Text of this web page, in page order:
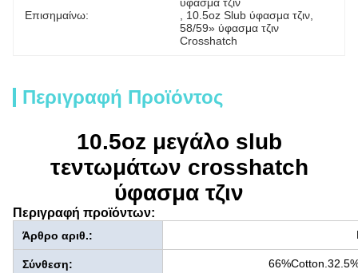
Επισημαίνω: 10.5oz Slub ύφασμα τζιν
58/59» ύφασμα τζιν
Crosshatch
Περιγραφή Προϊόντος
10.5oz μεγάλο slub
τεντωμάτων crosshatch
ύφασμα τζιν
Περιγραφή προϊόντων:
Άρθρο αριθ.:
Σύνθεση: